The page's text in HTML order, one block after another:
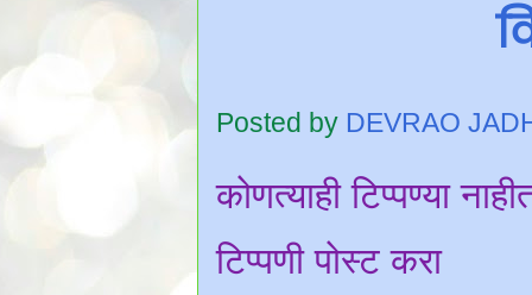
Posted by DEVRAO
कोणत्याही टिप्पण्‍या
टिप्पणी पोस्ट करा